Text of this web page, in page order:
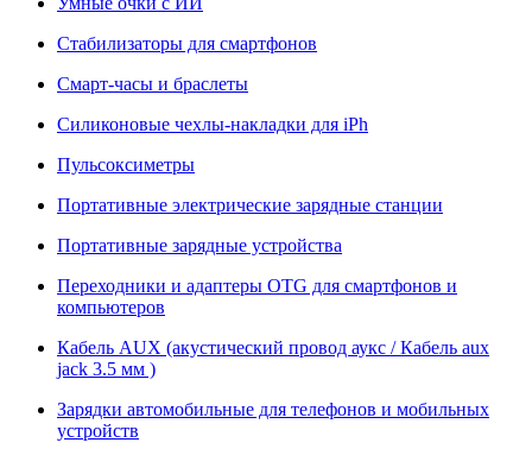
Стабилизаторы для смартфонов
Смарт-часы и браслеты
Силиконовые чехлы-накладки для iPh
Пульсоксиметры
Портативные электрические зарядные станции
Портативные зарядные устройства
Переходники и адаптеры OTG для смартфонов и
компьютеров
Кабель AUX (акустический провод аукс / Кабель aux
jack 3.5 мм )
Зарядки автомобильные для телефонов и мобильных
устройств